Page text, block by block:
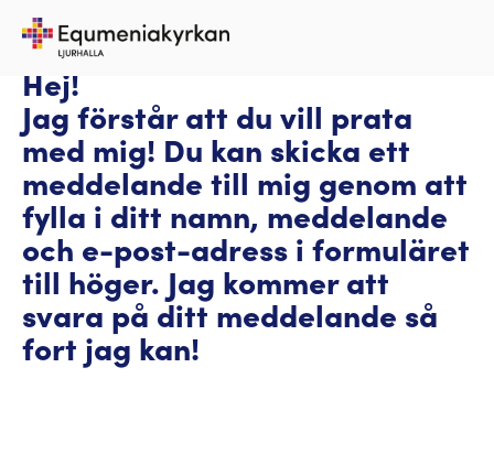
Hej!
Jag förstår att du vill prata
med mig! Du kan skicka ett
meddelande till mig genom att
fylla i ditt namn, meddelande
och e-post-adress i formuläret
till höger. Jag kommer att
svara på ditt meddelande så
fort jag kan!